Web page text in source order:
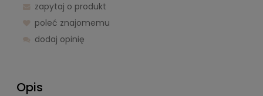
zapytaj o produkt
poleć znajomemu
dodaj opinię
Opis